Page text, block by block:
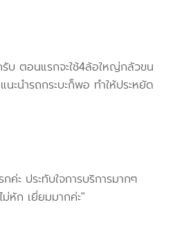
รับ ตอนแรกจะใช้4ล้อใหญ่กลัวขน
นำรถกระบะก็พอ ทำให้ประหยัด
ค่ะ ประทับใจการบริการมากๆ
ม่หัก เยี่ยมมากค่ะ"